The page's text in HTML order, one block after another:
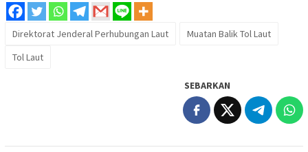
Direktorat Jenderal Perhubungan Laut
Muatan Balik Tol Laut
Tol Laut
SEBARKAN